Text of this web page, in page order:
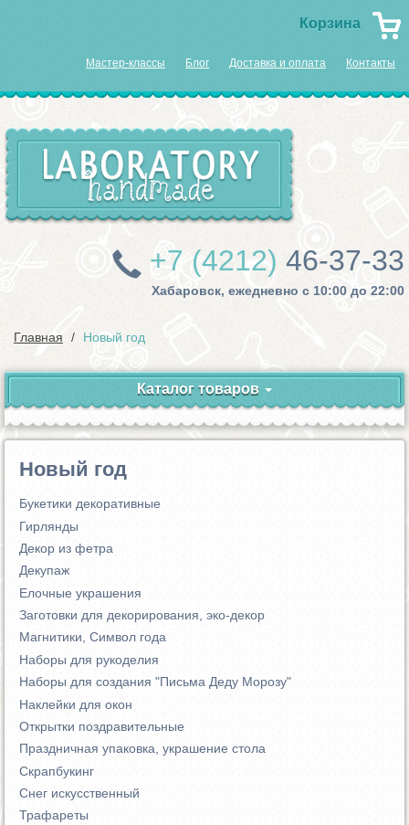
Корзина
Мастер-классы Блог Доставка и оплата Контакты
+7 (4212) 46-37-33
Хабаровск, ежедневно с 10:00 до 22:00
Главная Новый год
Каталог товаров
Новый год
Букетики декоративные
Гирлянды
Декор из фетра
Декупаж
Елочные украшения
Заготовки для декорирования, эко-декор
Магнитики, Символ года
Наборы для рукоделия
Наборы для создания "Письма Деду Морозу"
Наклейки для окон
Открытки поздравительные
Праздничная упаковка, украшение стола
Скрапбукинг
Снег искусственный
Трафареты